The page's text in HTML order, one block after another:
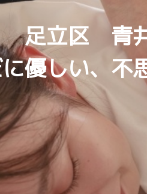
足立区 青
優しい、不